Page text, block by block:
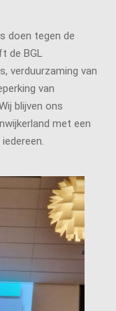
doen tegen de
de BGL
verduurzaming van
van
blijven ons
met een